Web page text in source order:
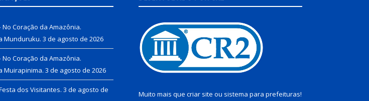
No Coração da Amazônia.
Munduruku. 3 de agosto de 2026
No Coração da Amazônia.
Muirapinima. 3 de agosto de 2026
Festa dos Visitantes. 3 de agosto de
Muito mais que criar site ou sistema para prefeituras!